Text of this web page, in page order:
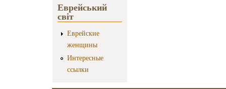
Еврейський
світ
Еврейские
женщины
Интересные
ссылки